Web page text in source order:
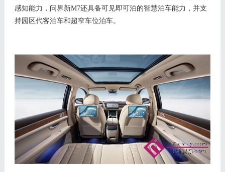
感知能力，问界新M7还具备可见即可泊的智慧泊车能力，并支
持园区代客泊车和超窄车位泊车。